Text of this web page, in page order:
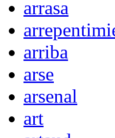
arrasa
arriba
arse
arsenal
art